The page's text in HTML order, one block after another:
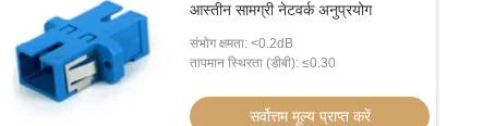
आस्तीन सामग्री नेटवर्क अनुप्रयोग
संभोग क्षमता: <0.2dB
तापमान स्थिरता (डीबी): ≤0.30
सर्वोत्तम मूल्य प्राप्त करें